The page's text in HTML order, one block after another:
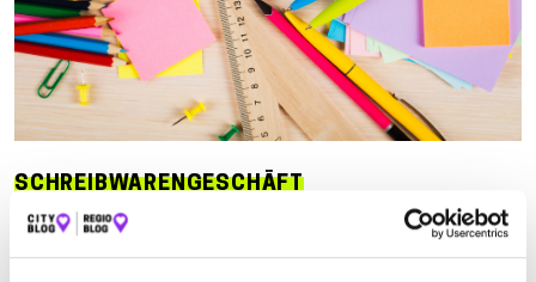
SCHREIBWARENGESCHÄFT